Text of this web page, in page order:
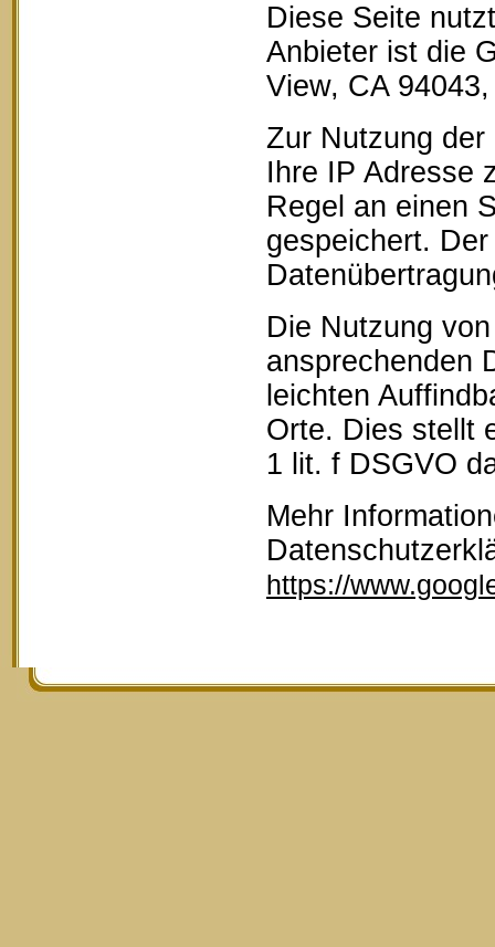
Diese Seite
Anbieter ist die
View, CA
Zur Nutzung
Ihre IP Adresse
Regel an einen
gespeichert.
Die Nutzung
ansprechenden
leichten
Orte. Dies stellt
1 lit. f DSGVO
Mehr
https://